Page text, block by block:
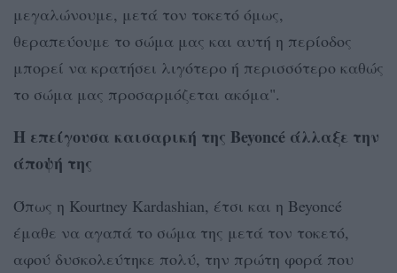
μεγαλώνουμε, μετά τον τοκετό όμως,
θεραπεύουμε το σώμα μας και αυτή η περίοδος
μπορεί να κρατήσει λιγότερο ή περισσότερο καθώς
το σώμα μας προσαρμόζεται ακόμα".
Η επείγουσα καισαρική της Beyoncé άλλαξε την
άποψή της
Όπως η Kourtney Kardashian, έτσι και η Beyoncé
έμαθε να αγαπά το σώμα της μετά τον τοκετό,
αφού δυσκολεύτηκε πολύ, την πρώτη φορά που